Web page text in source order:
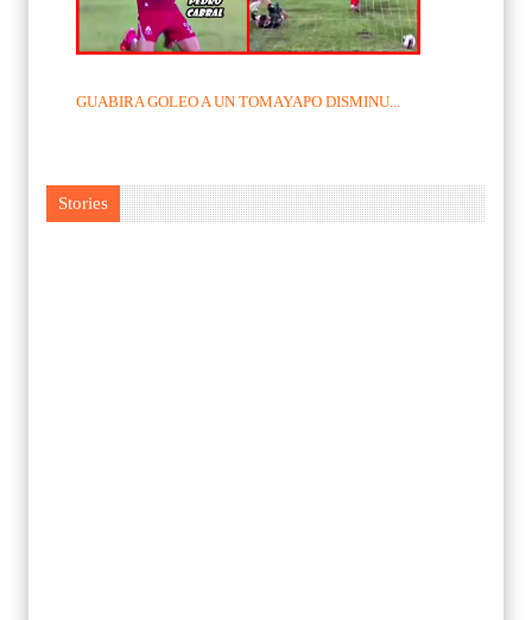
GUABIRA GOLEO A UN TOMAYAPO DISMINU...
Stories